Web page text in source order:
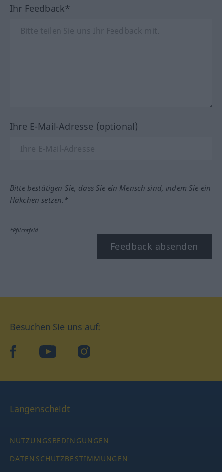
Ihr Feedback*
Ihre E-Mail-Adresse (optional)
Bitte bestätigen Sie, dass Sie ein Mensch sind, indem Sie ein
Häkchen setzen.*
*Pflichtfeld
Feedback absenden
Besuchen Sie uns auf:
facebookYouTube Instagram
Langenscheidt
NUTZUNGSBEDINGUNGEN
DATENSCHUTZBESTIMMUNGEN